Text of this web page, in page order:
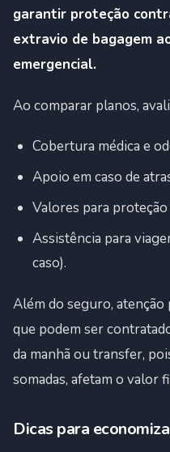
garantir proteção
extravio de bagagem
emergencial.
Ao comparar planos,
Cobertura médica e
Apoio em caso de
Valores para proteção
Assistência para
caso).
Além do seguro,
que podem ser
da manhã ou transfer,
somadas, afetam o valor
Dicas para